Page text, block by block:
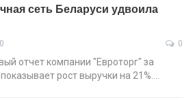
сеть Беларуси удвоила
0 0
отчет компании "Евроторг" за
рост выручки на 21%.…